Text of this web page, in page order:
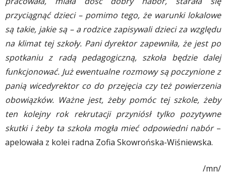
przyciągnąć dzieci – pomimo tego, że warunki lokalowe
są takie, jakie są – a rodzice zapisywali dzieci za względu
na klimat tej szkoły. Pani dyrektor zapewniła, że jest po
spotkaniu z radą pedagogiczną, szkoła będzie dalej
funkcjonować. Już ewentualne rozmowy są poczynione z
panią wicedyrektor co do przejęcia czy też powierzenia
obowiązków. Ważne jest, żeby pomóc tej szkole, żeby
ten kolejny rok rekrutacji przyniósł tylko pozytywne
skutki i żeby ta szkoła mogła mieć odpowiedni nabór–
apelowała z kolei radna Zofia Skowrońska-Wiśniewska.
/mn/